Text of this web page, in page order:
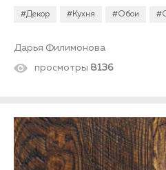
#Декор #Кухня #Обои
исходить из них и своего
актуальными довольно долгое
Дарья Филимонова
просмотры 8136